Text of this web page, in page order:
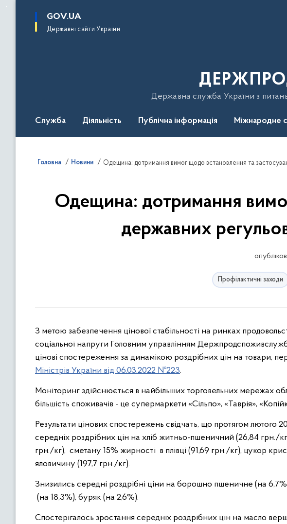
основного
GOV.UA
Державні сайти України
Державна служба України з
Служба Діяльність Публічна інформація Міжнародне
Головна Новини Одещина: дотримання вимог щодо встановлення та
Одещина: дотримання
державних
Профілактичні заходи
З метою забезпечення цінової стабільності на ринках
соціальної напруги Головним управлінням
цінові спостереження за динамікою роздрібних цін на товари,
Міністрів України від 06.03.2022 №223.
Моніторинг здійснюється в найбільших торговельних мережах
більшість споживачів - це супермаркети «Сільпо», «Таврія»,
Результати цінових спостережень свідчать, що протягом лютого
середніх роздрібних цін на хліб житньо-пшеничний (26,84 грн./
грн./кг), сметану 15% жирності в плівці (91,69 грн./кг), цукор
яловичину (197,7 грн./кг).
Знизились середні роздрібні ціни на борошно пшеничне (на
(на 18,3%), буряк (на 2,6%).
Спостерігалось зростання середніх роздрібних цін на масло